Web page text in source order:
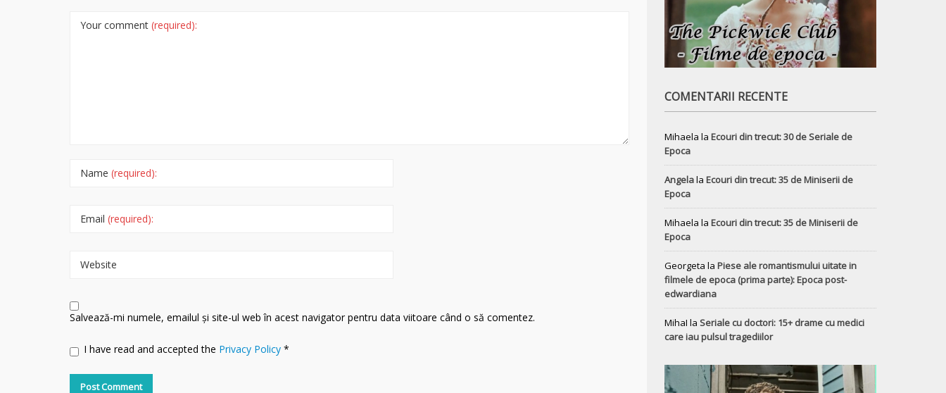
Your comment (required):
Name (required):
Email (required):
Website
Salvează-mi numele, emailul și site-ul web în acest navigator pentru data viitoare când o să comentez.
I have read and accepted the Privacy Policy *
COMENTARII RECENTE
Mihaela la Ecouri din trecut: 30 de Seriale de
Epoca
Angelala Ecouri din trecut: 35 de Miniserii de
Epoca
Mihaela la Ecouri din trecut: 35 de Miniserii de
Epoca
Georgeta la Piese ale romantismului uitate in
filmele de epoca (prima parte): Epoca post-
edwardiana
MihaI la Seriale cu doctori: 15+ drame cu medici
care iau pulsul tragediilor